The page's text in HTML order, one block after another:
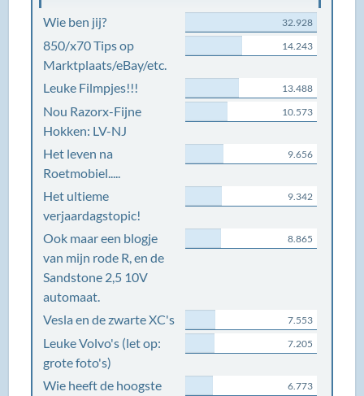
Wie ben jij? 32.928
850/x70 Tips op
Marktplaats/eBay/etc.
14.243
Leuke Filmpjes!!! 13.488
Nou Razorx-Fijne
Hokken: LV-NJ
10.573
Het leven na
Roetmobiel.....
9.656
Het ultieme
verjaardagstopic!
9.342
Ook maar een blogje
van mijn rode R, en de
Sandstone 2,5 10V
automaat.
8.865
Vesla en de zwarte XC's 7.553
Leuke Volvo's (let op:
grote foto's)
7.205
Wie heeft de hoogste 6.773